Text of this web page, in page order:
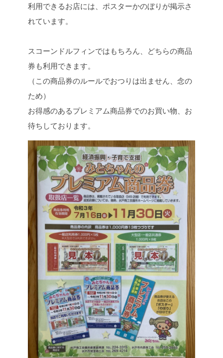
利用できるお店には、ポスターかのぼりが掲示さ
れています。
スコーンドルフィンではもちろん、どちらの商品
券も利用できます。
（この商品券のルールでおつりは出ません、念の
ため）
お得感のあるプレミアム商品券でのお買い物、お
待ちしております。